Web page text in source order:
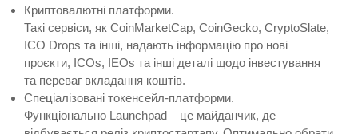
Криптовалютні платформи.
Такі сервіси, як CoinMarketCap, CoinGecko, CryptoSlate,
ICO Drops та інші, надають інформацію про нові
проєкти, ICOs, IEOs та інші деталі щодо інвестування
та переваг вкладання коштів.
Спеціалізовані токенсейл-платформи.
Функціонально Launchpad – це майданчик, де